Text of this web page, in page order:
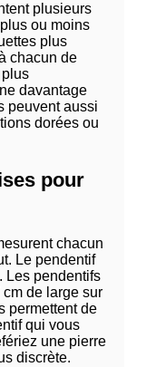
plusieurs
ou moins
plus
chacun de
davantage
peuvent aussi
dorées ou
pour
chacun
Le pendentif
Les pendentifs
cm de large sur
permettent de
qui vous
une pierre
discrète.